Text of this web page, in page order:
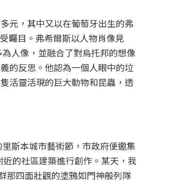
元，其中又以在葡萄牙出生的弗
矚目。弗希爾斯以人物肖像見
人像，並融合了對烏托邦的想像
的反思。他認為一個人眼中的垃
活靈活現的巨大動物和昆蟲，透
斯本城市藝術節，市政府便邀集
的社區建築進行創作。某天，我
那四面壯觀的塗鴉如門神般列隊